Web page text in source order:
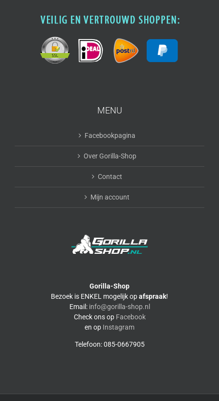
MENU
Facebookpagina
Over Gorilla-Shop
Contact
Mijn account
Gorilla-Shop
Bezoek is ENKEL mogelijk opafspraak!
Email: info@gorilla-shop.nl
Check ons op Facebook
en op Instagram
Telefoon: 085-0667905